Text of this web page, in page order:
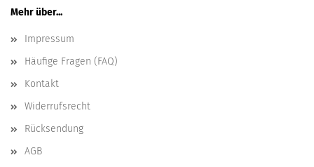
Mehr über...
Impressum
Häufige Fragen (FAQ)
Kontakt
Widerrufsrecht
Rücksendung
AGB